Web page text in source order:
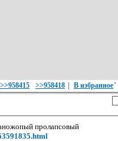
>>958415 >>958418 В избранное'
пролапсовый